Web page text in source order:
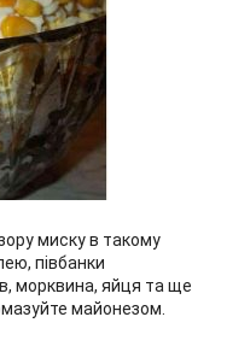
миску в такому
півбанки
морквина, яйця та ще
майонезом.